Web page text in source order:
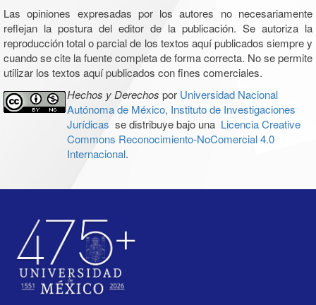
Las opiniones expresadas por los autores no necesariamente
reflejan la postura del editor de la publicación. Se autoriza la
reproducción total o parcial de los textos aquí publicados siempre y
cuando se cite la fuente completa de forma correcta. No se permite
utilizar los textos aquí publicados con fines comerciales.
Hechos y Derechos por Universidad Nacional
Autónoma de México, Instituto de Investigaciones
Jurídicas se distribuye bajo una Licencia Creative
Commons Reconocimiento-NoComercial 4.0
Internacional.